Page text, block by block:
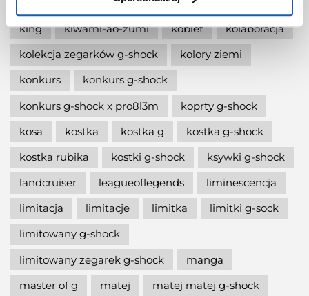
jaki zegarek wybrać
kermit
king
kiwami-ao-zumi kobiet
kolaboracja
kolekcja zegarków g-shock
kolory ziemi
konkurs
konkurs g-shock
konkurs g-shock x pro8l3m
koprty g-shock
kosa
kostka kostka g
kostka g-shock
kostka rubika
kostki g-shock
ksywki g-shock
landcruiser
leagueoflegends
liminescencja
limitacja
limitacje limitka
limitki g-sock
limitowany g-shock
limitowany zegarek g-shock
manga
master of g
matej
matej matej g-shock